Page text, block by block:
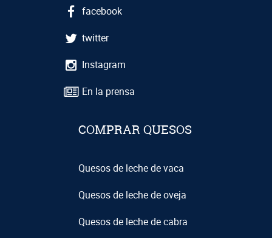
facebook
twitter
Instagram
En la prensa
COMPRAR QUESOS
Quesos de leche de vaca
Quesos de leche de oveja
Quesos de leche de cabra